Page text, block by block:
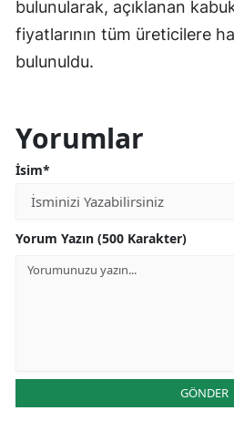
bulunularak, açıklanan
fiyatlarının tüm üreticilere
bulunuldu.
Yorumlar
İsim*
Yorum Yazın (500 Karakter)
GÖNDER